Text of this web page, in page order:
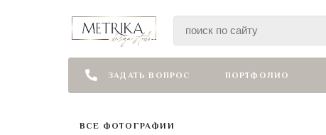
ЗАДАТЬ ВОПРОС ПОРТФОЛИО
ВСЕ ФОТОГРАФИИ